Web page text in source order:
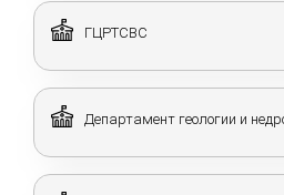
ГЦРТСВС
Департамент геологии и